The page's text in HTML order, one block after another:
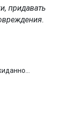
придавать